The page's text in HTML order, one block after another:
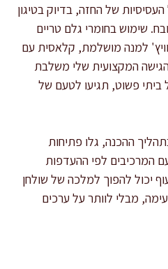
של החזה, בדיוק בטיגון
שימוש בחומרי גלם טריים
למנה מושלמת, קלאסית עם
המקצועית שלי משלבת
פשוט, תגיעו לטעם של
ההכנה, גלו פתיחות
המרכיבים לפי ההעדפות
יכול להפוך למלכה של שולחן
מבלי לוותר על ערכים